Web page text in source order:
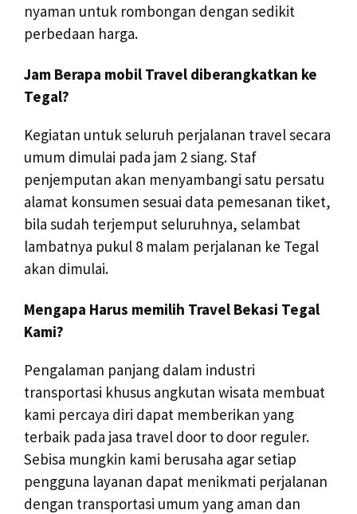
nyaman untuk rombongan dengan sedikit
perbedaan harga.
Jam Berapa mobil Travel diberangkatkan ke
Tegal?
Kegiatan untuk seluruh perjalanan travel secara
umum dimulai pada jam 2 siang. Staf
penjemputan akan menyambangi satu persatu
alamat konsumen sesuai data pemesanan tiket,
bila sudah terjemput seluruhnya, selambat
lambatnya pukul 8 malam perjalanan ke Tegal
akan dimulai.
Mengapa Harus memilih Travel Bekasi Tegal
Kami?
Pengalaman panjang dalam industri
transportasi khusus angkutan wisata membuat
kami percaya diri dapat memberikan yang
terbaik pada jasa travel door to door reguler.
Sebisa mungkin kami berusaha agar setiap
pengguna layanan dapat menikmati perjalanan
dengan transportasi umum yang aman dan